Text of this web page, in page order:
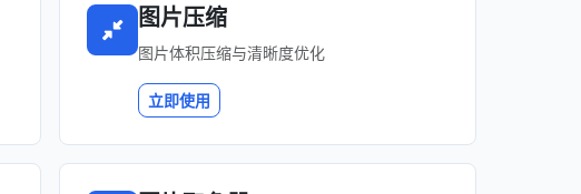
图片压缩
图片体积压缩与清晰度优化
立即使用